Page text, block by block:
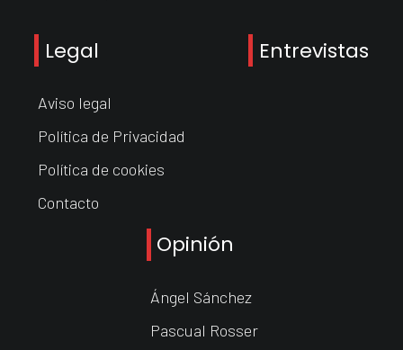
Legal
Aviso legal
Política de Privacidad
Política de cookies
Contacto
Entrevistas
Opinión
Ángel Sánchez
Pascual Rosser